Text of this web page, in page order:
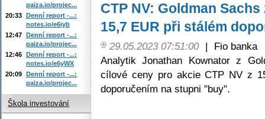
CTP NV: Goldman
15,7 EUR při stálém
29.05.2023 07:51:00 |
Fio banka
Analytik Jonathan Kownator z
cílové ceny pro akcie CTP NV z
doporučením na stupni "buy".
paiza.io/projec...
20:33 Denní report -...:
notes.io/e6iyb
12:47 Denní report -...:
paiza.io/projec...
12:46 Denní report -...:
notes.io/e6yWX
20:09 Denní report -...:
paiza.io/projec...
Škola investování